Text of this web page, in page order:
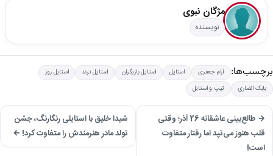
مژگان نبوی
نویسنده
برچسب‌ها: آرام جعفری استایل استایل بازیگران استایل ترند
استایل روز
بابک انصاری
تیپ و استایل
→ طالع‌بینی عاشقانه 26 آذر؛ وقتی
قلب هنوز می‌تپد اما رفتار متفاوت
است!
شیدا خلیق با استایلی رنگارنگ، جشن
تولد مادر هنرمندش را متفاوت کرد! ←